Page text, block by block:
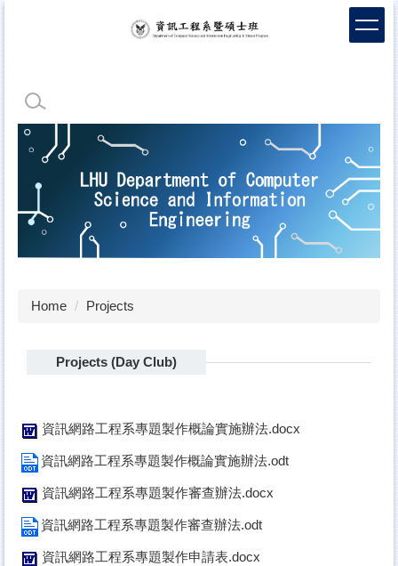
content
block
Home Projects
Projects (Day Club)
資訊網路工程系專題製作概論實施辦法.docx
資訊網路工程系專題製作概論實施辦法.odt
資訊網路工程系專題製作審查辦法.docx
資訊網路工程系專題製作審查辦法.odt
資訊網路工程系專題製作申請表.docx